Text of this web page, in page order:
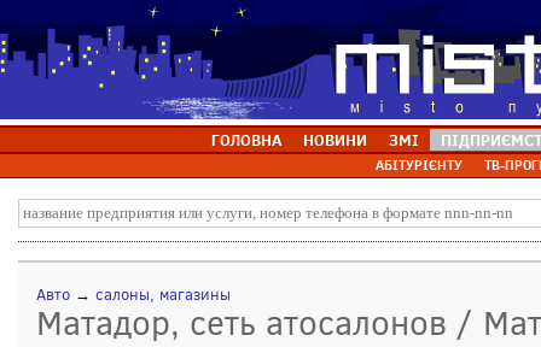
ГОЛОВНА НОВИНИ ЗМІ
АБІТУРІЄНТУ ТВ-
Авто → салоны, магазины
Матадор, сеть атосалонов /